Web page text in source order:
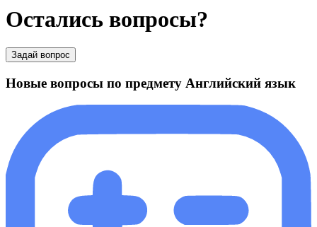
Остались вопросы?
Задай вопрос
Новые вопросы по предмету Английский язык